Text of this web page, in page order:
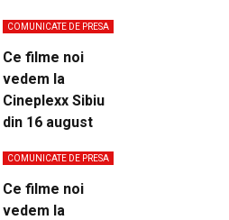
COMUNICATE DE PRESA
Ce filme noi
vedem la
Cineplexx Sibiu
din 16 august
COMUNICATE DE PRESA
Ce filme noi
vedem la